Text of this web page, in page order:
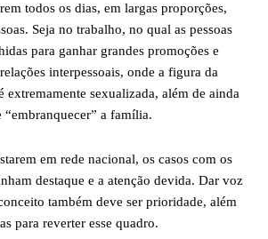
todos os dias, em largas proporções,
Seja no trabalho, no qual as pessoas
para ganhar grandes promoções e
interpessoais, onde a figura da
extremamente sexualizada, além de ainda
“embranquecer” a família.
em rede nacional, os casos com os
destaque e a atenção devida. Dar voz
também deve ser prioridade, além
para reverter esse quadro.